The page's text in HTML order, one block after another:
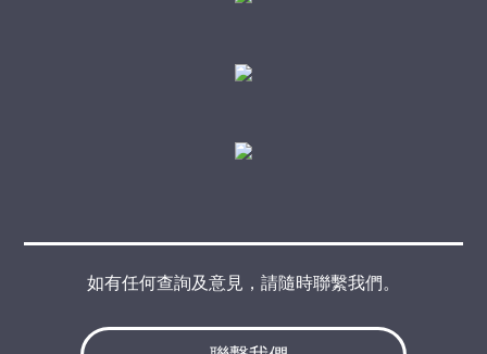
如有任何查詢及意見，請隨時聯繫我們。